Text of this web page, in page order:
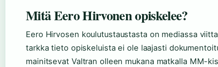
Mitä Eero Hirvonen opiskelee?
Eero Hirvosen koulutustaustasta on mediassa
tarkka tieto opiskeluista ei ole laajasti
mainitsevat Valtran olleen mukana matkalla MM-